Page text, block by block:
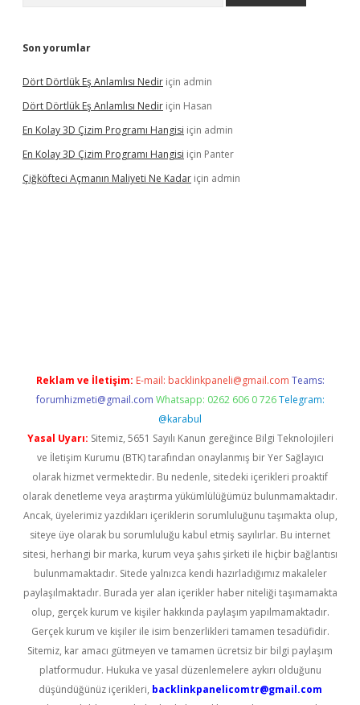
Son yorumlar
Dört Dörtlük Eş Anlamlısı Nedir için admin
Dört Dörtlük Eş Anlamlısı Nedir için Hasan
En Kolay 3D Çizim Programı Hangisi için admin
En Kolay 3D Çizim Programı Hangisi için Panter
Çiğköfteci Açmanın Maliyeti Ne Kadar için admin
Reklam ve İletişim: E-mail: backlinkpaneli@gmail.com Teams:
forumhizmeti@gmail.com Whatsapp: 0262 606 0 726 Telegram:
@karabul
Yasal Uyarı: Sitemiz, 5651 Sayılı Kanun gereğince Bilgi Teknolojileri
ve İletişim Kurumu (BTK) tarafından onaylanmış bir Yer Sağlayıcı
olarak hizmet vermektedir. Bu nedenle, sitedeki içerikleri proaktif
olarak denetleme veya araştırma yükümlülüğümüz bulunmamaktadır.
Ancak, üyelerimiz yazdıkları içeriklerin sorumluluğunu taşımakta olup,
siteye üye olarak bu sorumluluğu kabul etmiş sayılırlar. Bu internet
sitesi, herhangi bir marka, kurum veya şahıs şirketi ile hiçbir bağlantısı
bulunmamaktadır. Sitede yalnızca kendi hazırladığımız makaleler
paylaşılmaktadır. Burada yer alan içerikler haber niteliği taşımamakta
olup, gerçek kurum ve kişiler hakkında paylaşım yapılmamaktadır.
Gerçek kurum ve kişiler ile isim benzerlikleri tamamen tesadüfidir.
Sitemiz, kar amacı gütmeyen ve tamamen ücretsiz bir bilgi paylaşım
platformudur. Hukuka ve yasal düzenlemelere aykırı olduğunu
düşündüğünüz içerikleri, backlinkpanelicomtr@gmail.com